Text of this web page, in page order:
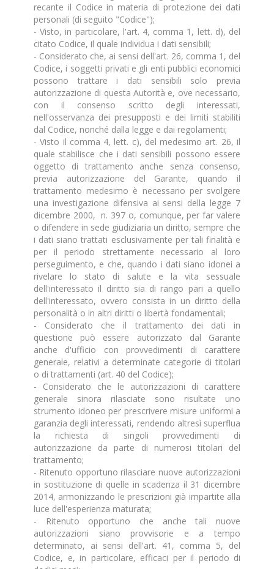
recante il Codice in materia di protezione dei dati
personali (di seguito "Codice");
- Visto, in particolare, l'art. 4, comma 1, lett. d), del
citato Codice, il quale individua i dati sensibili;
- Considerato che, ai sensi dell'art. 26, comma 1, del
Codice, i soggetti privati e gli enti pubblici economici
possono trattare i dati sensibili solo previa
autorizzazione di questa Autorità e, ove necessario,
con il consenso scritto degli interessati,
nell'osservanza dei presupposti e dei limiti stabiliti
dal Codice, nonché dalla legge e dai regolamenti;
- Visto il comma 4, lett. c), del medesimo art. 26, il
quale stabilisce che i dati sensibili possono essere
oggetto di trattamento anche senza consenso,
previa autorizzazione del Garante, quando il
trattamento medesimo è necessario per svolgere
una investigazione difensiva ai sensi della legge 7
dicembre 2000, n. 397 o, comunque, per far valere
o difendere in sede giudiziaria un diritto, sempre che
i dati siano trattati esclusivamente per tali finalità e
per il periodo strettamente necessario al loro
perseguimento, e che, quando i dati siano idonei a
rivelare lo stato di salute e la vita sessuale
dell'interessato il diritto sia di rango pari a quello
dell'interessato, ovvero consista in un diritto della
personalità o in altri diritti o libertà fondamentali;
- Considerato che il trattamento dei dati in
questione può essere autorizzato dal Garante
anche d'ufficio con provvedimenti di carattere
generale, relativi a determinate categorie di titolari
o di trattamenti (art. 40 del Codice);
- Considerato che le autorizzazioni di carattere
generale sinora rilasciate sono risultate uno
strumento idoneo per prescrivere misure uniformi a
garanzia degli interessati, rendendo altresì superflua
la richiesta di singoli provvedimenti di
autorizzazione da parte di numerosi titolari del
trattamento;
- Ritenuto opportuno rilasciare nuove autorizzazioni
in sostituzione di quelle in scadenza il 31 dicembre
2014, armonizzando le prescrizioni già impartite alla
luce dell'esperienza maturata;
- Ritenuto opportuno che anche tali nuove
autorizzazioni siano provvisorie e a tempo
determinato, ai sensi dell'art. 41, comma 5, del
Codice, e, in particolare, efficaci per il periodo di